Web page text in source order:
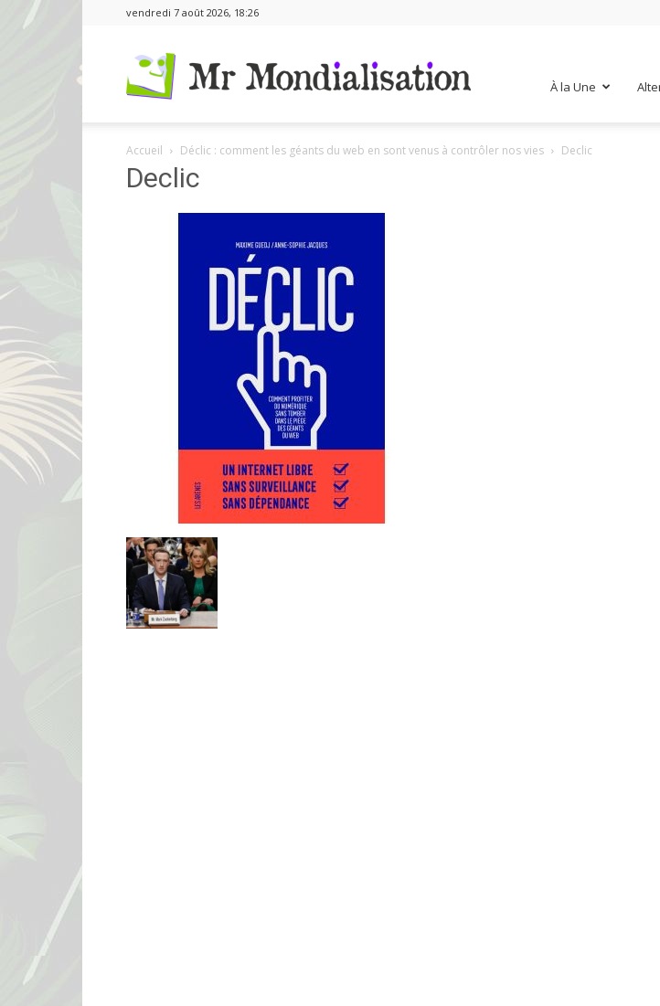
vendredi 7 août 2026, 18:26
À la Une
Accueil Déclic : comment les géants du web en sont venus à contrôler nos vies Declic
Declic